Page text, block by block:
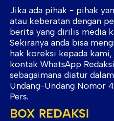
Jika ada pihak - pihak
atau keberatan dengan
berita yang dirilis media
Sekiranya anda bisa
hak koreksi kepada
kontak WhatsApp
sebagaimana diatur dalam
Undang-Undang Nomor
Pers.
BOX REDAKSI